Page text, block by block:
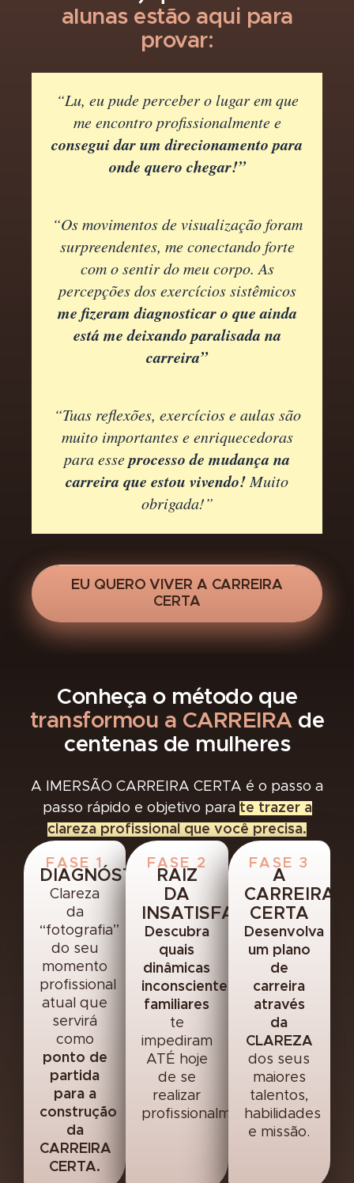
alunas estão aqui para
provar:
“Lu, eu pude perceber o lugar em que
me encontro profissionalmente e
consegui dar um direcionamento para
onde quero chegar!”
“Os movimentos de visualização foram
surpreendentes, me conectando forte
com o sentir do meu corpo. As
percepções dos exercícios sistêmicos
me fizeram diagnosticar o que ainda
está me deixando paralisada na
carreira”
“Tuas reflexões, exercícios e aulas são
muito importantes e enriquecedoras
para esseprocesso de mudança na
carreira que estou vivendo!Muito
obrigada!”
EU QUERO VIVER A CARREIRA
CERTA
Conheça o método que
transformou a CARREIRAde
centenas de mulheres
A IMERSÃO CARREIRA CERTA é o passo a
passo rápido e objetivo para te trazer a
clareza profissional que você precisa.
FASE 1
DIAGNÓSTICO
Clareza
da
“fotografia”
do seu
momento
profissional
atual que
servirá
como
ponto de
partida
para a
construção
da
CARREIRA
CERTA.
FASE 2
RAIZ
DA
INSATISFAÇÃO
Descubra
quais
dinâmicas
inconscientes
familiares
te
impediram
ATÉ hoje
de se
realizar
profissionalmente.
FASE 3
A
CARREIRA
CERTA
Desenvolva
um plano
de
carreira
através
da
CLAREZA
dos seus
maiores
talentos,
habilidades
e missão.